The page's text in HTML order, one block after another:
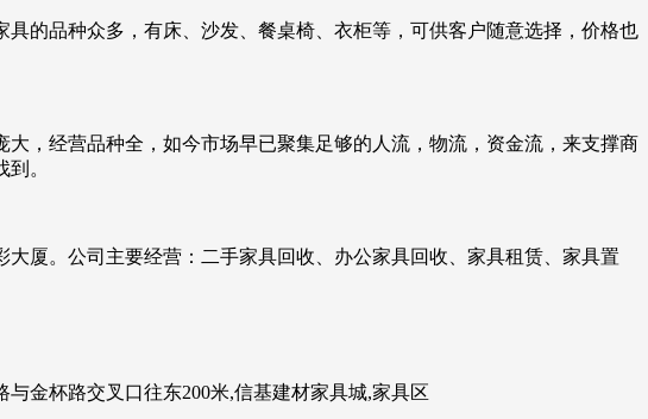
的品种众多，有床、沙发、餐桌椅、衣柜等，可供客户随意选择，价格也
，经营品种全，如今市场早已聚集足够的人流，物流，资金流，来支撑商
。
厦。公司主要经营：二手家具回收、办公家具回收、家具租赁、家具置
金杯路交叉口往东200米,信基建材家具城,家具区